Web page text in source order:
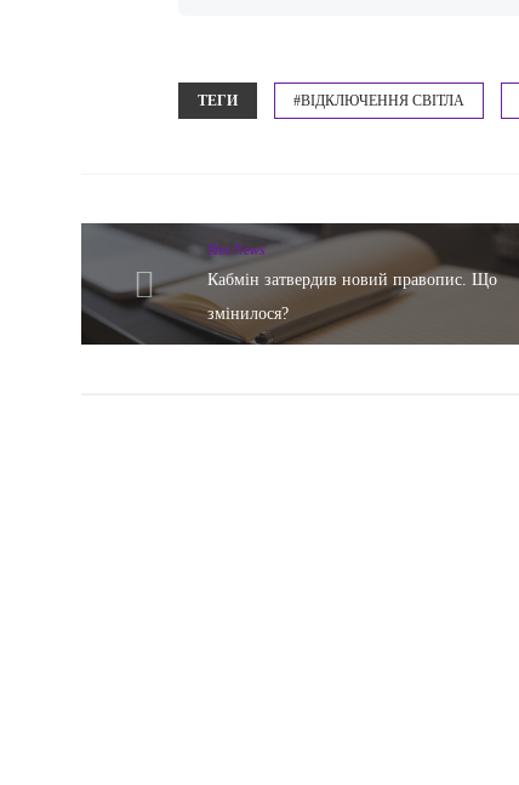
ТЕГИ #ВІДКЛЮЧЕННЯ СВІТЛА
Hot News
Кабмін затвердив новий правопис. Що
змінилося?